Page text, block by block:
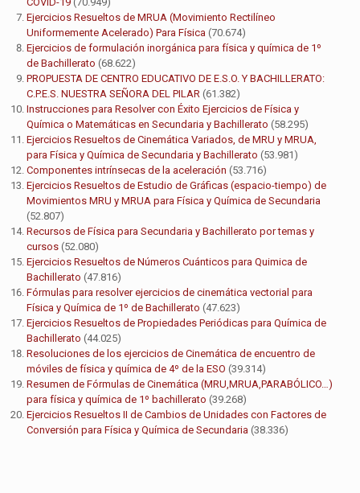
Ejercicios Resueltos de MRUA (Movimiento Rectilíneo
Uniformemente Acelerado) Para Física (70.674)
Ejercicios de formulación inorgánica para física y química de 1º
de Bachillerato (68.622)
PROPUESTA DE CENTRO EDUCATIVO DE E.S.O. Y BACHILLERATO:
C.P.E.S. NUESTRA SEÑORA DEL PILAR (61.382)
Instrucciones para Resolver con Éxito Ejercicios de Física y
Química o Matemáticas en Secundaria y Bachillerato (58.295)
Ejercicios Resueltos de Cinemática Variados, de MRU y MRUA,
para Física y Química de Secundaria y Bachillerato (53.981)
Componentes intrínsecas de la aceleración (53.716)
Ejercicios Resueltos de Estudio de Gráficas (espacio-tiempo) de
Movimientos MRU y MRUA para Física y Química de Secundaria
(52.807)
Recursos de Física para Secundaria y Bachillerato por temas y
cursos (52.080)
Ejercicios Resueltos de Números Cuánticos para Quimica de
Bachillerato (47.816)
Fórmulas para resolver ejercicios de cinemática vectorial para
Física y Química de 1º de Bachillerato (47.623)
Ejercicios Resueltos de Propiedades Periódicas para Química de
Bachillerato (44.025)
Resoluciones de los ejercicios de Cinemática de encuentro de
móviles de física y química de 4º de la ESO (39.314)
Resumen de Fórmulas de Cinemática (MRU,MRUA,PARABÓLICO…)
para física y química de 1º bachillerato (39.268)
Ejercicios Resueltos II de Cambios de Unidades con Factores de
Conversión para Física y Química de Secundaria (38.336)